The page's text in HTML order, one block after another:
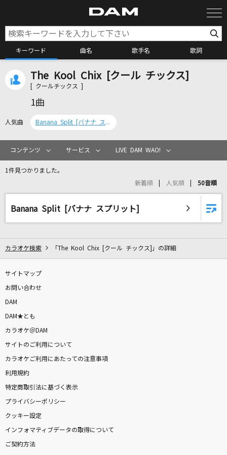
キーワード 曲名 歌手名 歌詞
カラオケ検索
カラオケリクエスト
リアルタイムで歌われている曲の一覧
井上あずみ
愛にできることはまだあるかい
Echo
NELKE
Dragon Night
SEKAI NO OWARI(世界の終わり)
高嶺の花子さん
The Kool Chix [クール チックス]
[ クールチックス ]
1曲
人気曲 Banana Split [バナナ スプリット]
コンテンツ サービス LIVE DAM WAO!
1件見つかりました。
新着順 人気順 50音順
Banana Split [バナナ スプリット]
カラオケ検索 「The Kool Chix [クール チックス]」の詳細
サイトマップ
お問い合わせ
DAM
DAM★とも
カラオケ＠DAM
サイトのご利用について
カラオケご利用にあたっての注意事項
利用規約
特定商取引法に基づく表示
プライバシーポリシー
クッキー設定
インフォマティブデータの取得について
ご契約方法